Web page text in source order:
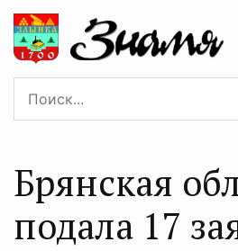
Брянская
подала 17